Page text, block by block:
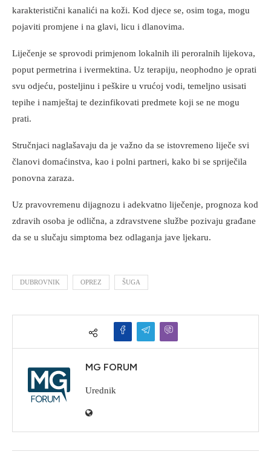
karakteristični kanalići na koži. Kod djece se, osim toga, mogu
pojaviti promjene i na glavi, licu i dlanovima.
Liječenje se sprovodi primjenom lokalnih ili peroralnih lijekova,
poput permetrina i ivermektina. Uz terapiju, neophodno je oprati
svu odjeću, posteljinu i peškire u vrućoj vodi, temeljno usisati
tepihe i namještaj te dezinfikovati predmete koji se ne mogu
prati.
Stručnjaci naglašavaju da je važno da se istovremeno liječe svi
članovi domaćinstva, kao i polni partneri, kako bi se spriječila
ponovna zaraza.
Uz pravovremenu dijagnozu i adekvatno liječenje, prognoza kod
zdravih osoba je odlična, a zdravstvene službe pozivaju građane
da se u slučaju simptoma bez odlaganja jave ljekaru.
DUBROVNIK OPREZ ŠUGA
MG FORUM
Urednik